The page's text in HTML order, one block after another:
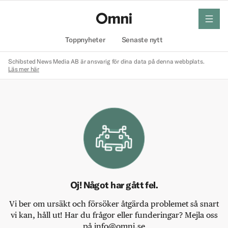
Toppnyheter Senaste nytt
meny
Schibsted News Media AB är ansvarig för dina data på denna webbplats.
Läs mer här
Oj! Något har gått fel.
Vi ber om ursäkt och försöker åtgärda problemet så snart
vi kan, håll ut! Har du frågor eller funderingar? Mejla oss